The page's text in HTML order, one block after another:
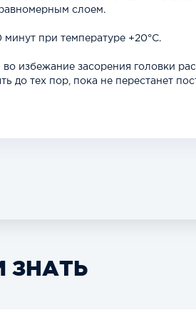
слоем.
при температуре +20°С.
избежание засорения головки
до тех пор, пока не перестанет
ЗНАТЬ